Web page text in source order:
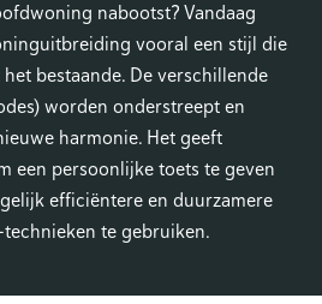
nabootst? Vandaag
vooral een stijl die
bestaande. De verschillende
worden onderstreept en
harmonie. Het geeft
een persoonlijke toets te geven
efficiëntere en duurzamere
te gebruiken.